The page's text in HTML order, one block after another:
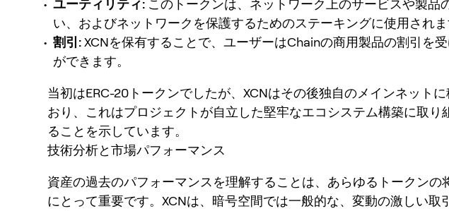
ユーティリティ: このトークンは、ネットワーク上のサービスや製品
い、およびネットワークを保護するためのステーキングに使用されま
割引:XCNを保有することで、ユーザーはChainの商用製品の割引を受
ができます。
当初はERC-20トークンでしたが、XCNはその後独自のメインネットに
おり、これはプロジェクトが自立した堅牢なエコシステム構築に取り
ることを示しています。
技術分析と市場パフォーマンス
資産の過去のパフォーマンスを理解することは、あらゆるトークンの
にとって重要です。XCNは、暗号空間では一般的な、変動の激しい取